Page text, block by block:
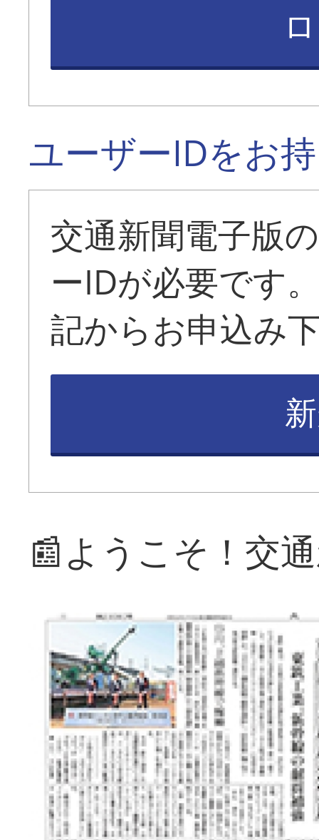
ユーザーIDをお
交通新聞電子版
ーIDが必要です
記からお申込み
📰ようこそ！交